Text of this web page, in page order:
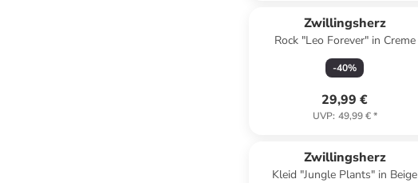
Zwillingsherz
Rock "Leo Forever" in Creme
-40%
29,99 €
UVP: 49,99 €*
Zwillingsherz
Kleid "Jungle Plants" in Beige